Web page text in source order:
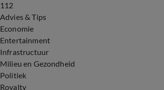
112
Advies & Tips
Economie
Entertainment
Infrastructuur
Milieu en Gezondheid
Politiek
Royalty